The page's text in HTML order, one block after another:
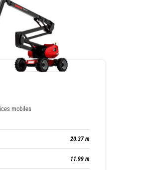
mobiles
20.37 m
11.99 m